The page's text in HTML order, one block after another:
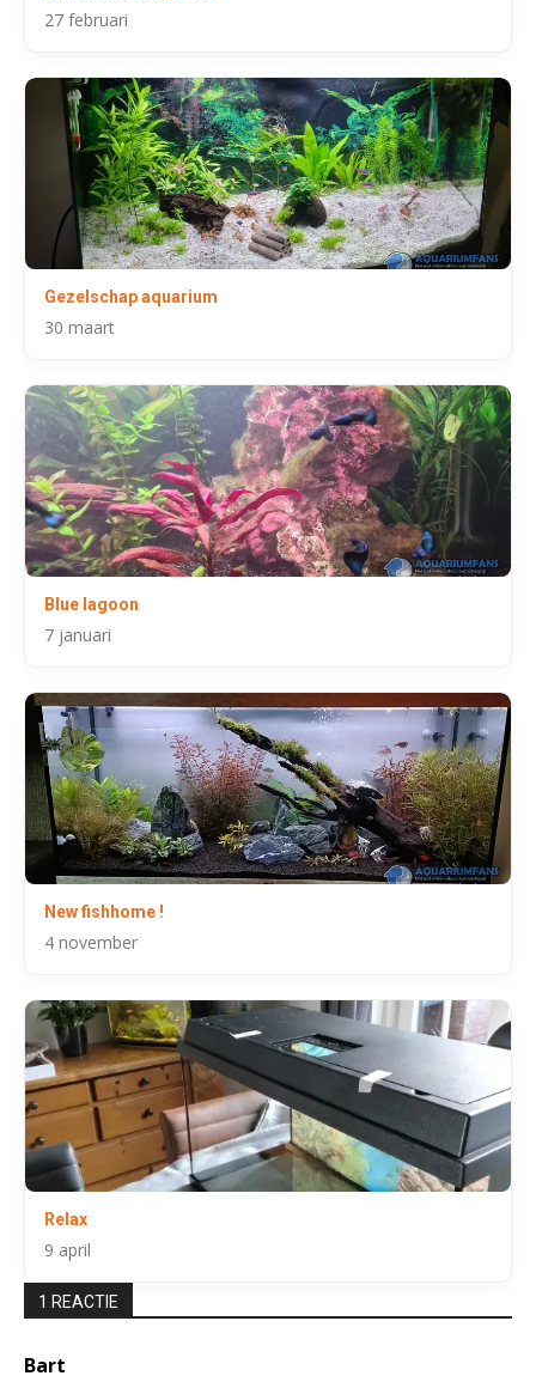
27 februari
Gezelschap aquarium
30 maart
Blue lagoon
7 januari
New fishhome !
4 november
Relax
9 april
1 REACTIE
Bart